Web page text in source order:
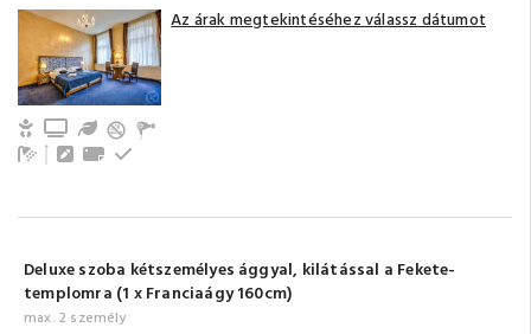
Gyerek- és bababarát
TV Kert / Udvar / Zöld udvar
Fürdőszoba tusolóval (saját)
ÍróasztalTörölközők
Az árak megtekintéséhez válassz dátumot
Deluxe szoba kétszemélyes ággyal, kilátással a Fekete-
templomra (1 x Franciaágy 160cm)
max. 2 személy